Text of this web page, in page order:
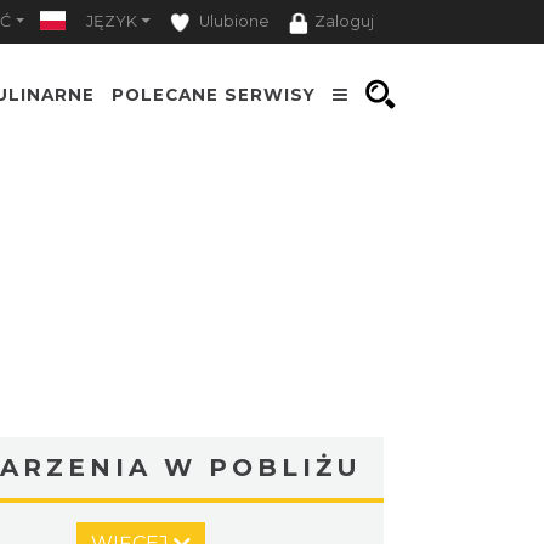
JĘZYK Ulubione Zaloguj
POLECANE SERWISY
W POBLIŻU
Muzyka zespołu Metallica